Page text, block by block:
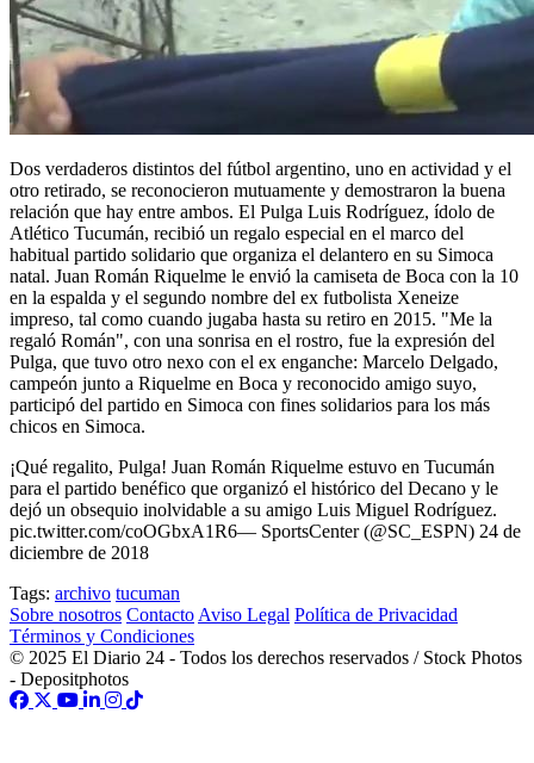
Dos verdaderos distintos del fútbol argentino, uno en actividad y el
otro retirado, se reconocieron mutuamente y demostraron la buena
relación que hay entre ambos. El Pulga Luis Rodríguez, ídolo de
Atlético Tucumán, recibió un regalo especial en el marco del
habitual partido solidario que organiza el delantero en su Simoca
natal. Juan Román Riquelme le envió la camiseta de Boca con la 10
en la espalda y el segundo nombre del ex futbolista Xeneize
impreso, tal como cuando jugaba hasta su retiro en 2015. "Me la
regaló Román", con una sonrisa en el rostro, fue la expresión del
Pulga, que tuvo otro nexo con el ex enganche: Marcelo Delgado,
campeón junto a Riquelme en Boca y reconocido amigo suyo,
participó del partido en Simoca con fines solidarios para los más
chicos en Simoca.
¡Qué regalito, Pulga! Juan Román Riquelme estuvo en Tucumán
para el partido benéfico que organizó el histórico del Decano y le
dejó un obsequio inolvidable a su amigo Luis Miguel Rodríguez.
pic.twitter.com/coOGbxA1R6— SportsCenter (@SC_ESPN) 24 de
diciembre de 2018
Tags: archivo tucuman
Sobre nosotros Contacto Aviso Legal Política de Privacidad
Términos y Condiciones
© 2025 El Diario 24 - Todos los derechos reservados / Stock Photos
- Depositphotos